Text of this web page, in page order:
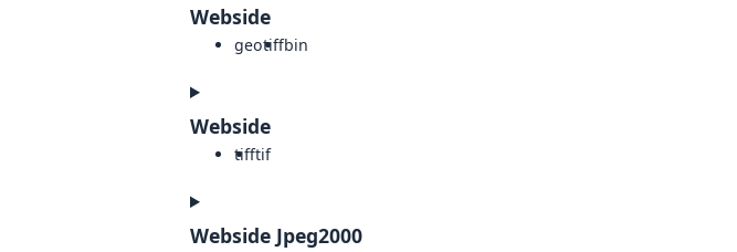
Webside
geotiffbin
Webside
tifftif
Webside Jpeg2000